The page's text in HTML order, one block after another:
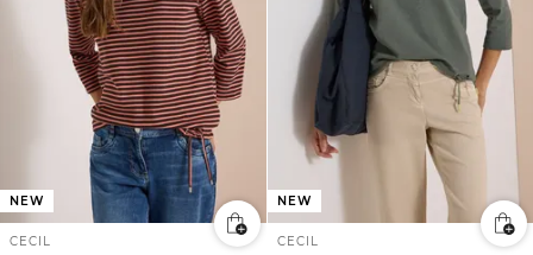
NEW
CECIL
NEW
CECIL